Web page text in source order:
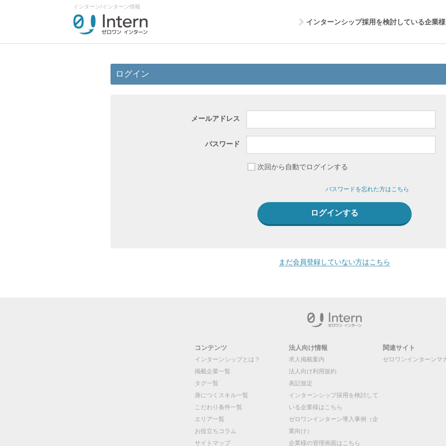
インターン/インターン情報
インターンシップ採用を検討している企業
ログイン
メールアドレス
パスワード
次回から自動でログインする
パスワードを忘れた方はこちら
まだ会員登録していない方はこちら
コンテンツ
インターンシップとは？
掲載企業一覧
タグ一覧
身につくスキル一覧
こだわり条件一覧
エリア一覧
お役立ちコラム
サイトマップ
法人向け情報
求人掲載案内
法人向け利用規約
表記規定
インターンシップ採用を検討して
いる企業様はこちら
ゼロワンインターン導入事例（企
業向け）
企業様の管理画面はこちら
関連サイト
ゼロワンインターンマ